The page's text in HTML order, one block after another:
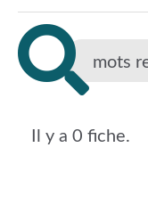
Il y a 0 fiche.